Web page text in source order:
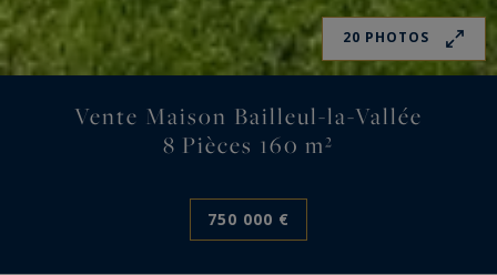
20 PHOTOS
Vente Maison Bailleul-la-Vallée
8 Pièces 160 m²
750 000 €